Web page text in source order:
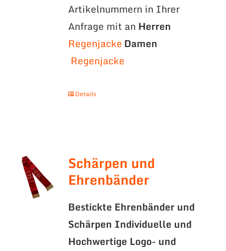
Artikelnummern in Ihrer
Anfrage mit an Herren
RegenjackeDamen
Regenjacke
Details
Schärpen und
Ehrenbänder
Bestickte Ehrenbänder und
Schärpen Individuelle und
Hochwertige Logo- und